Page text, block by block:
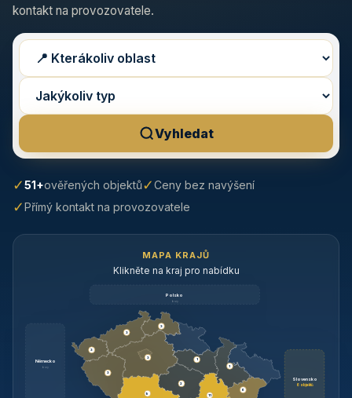
kontakt na provozovatele.
Vyhledat
✓51+ověřených objektů✓Ceny bez navýšení
✓Přímý kontakt na provozovatele
MAPA KRAJŮ
Klikněte na kraj pro nabídku
Polsko
brzy
Německo
brzy
Slovensko
6 objektů
3
9
3
3
3
3
1
2
11
1
6